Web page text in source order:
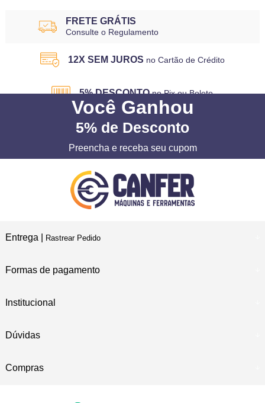
FRETE GRÁTIS
Consulte o Regulamento
12X SEM JUROS no Cartão de Crédito
5% DESCONTO no Pix ou Boleto
Você Ganhou
5% de Desconto
Preencha e receba seu cupom
Entrega | Rastrear Pedido
Formas de pagamento
Institucional
Dúvidas
Compras